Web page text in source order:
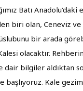
Batı Anadolu’daki
biri olan, Ceneviz ve
bir arada
olacaktır.
dair bilgiler aldıktan
başlıyoruz. Kale